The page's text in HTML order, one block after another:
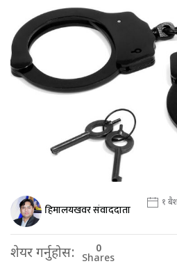
हिमालयखवर संवाददाता १
शेयर गर्नुहोस: 0
Shares